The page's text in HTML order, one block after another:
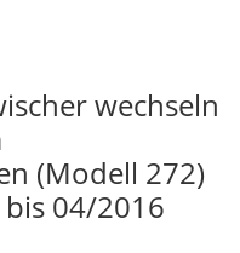
wechseln
(Modell 272)
04/2016